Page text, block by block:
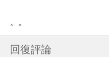
。。
回復評論